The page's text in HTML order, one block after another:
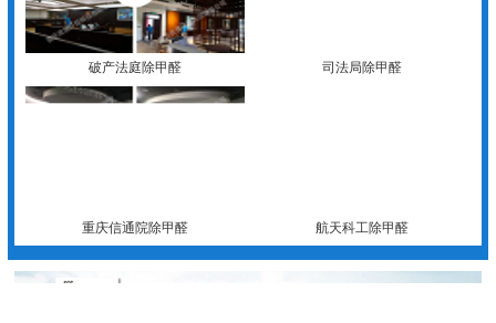
破产法庭除甲醛 司法局除甲醛
重庆信通院除甲醛 航天科工除甲醛